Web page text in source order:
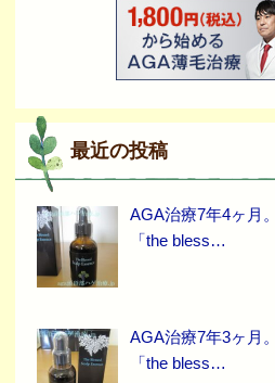
最近の投稿
AGA治療7年4ヶ月
「the bless…
AGA治療7年3ヶ月
「the bless…